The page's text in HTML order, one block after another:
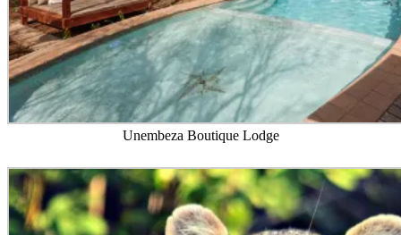
Unembeza Boutique Lodge